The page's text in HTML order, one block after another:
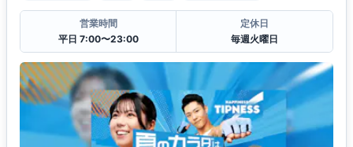
営業時間
平日 7:00〜23:00
定休日
毎週火曜日